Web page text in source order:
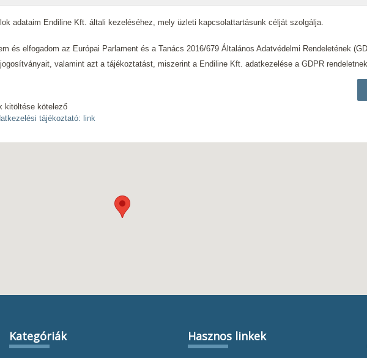
adataim Endiline Kft. általi kezeléséhez, mely üzleti kapcsolattartásunk célját szolgálja.
és elfogadom az Európai Parlament és a Tanács 2016/679 Általános Adatvédelmi Rendeletének
valamint azt a tájékoztatást, miszerint a Endiline Kft. adatkezelése a GDPR
kitöltése kötelező
tájékoztató: link
Kategóriák Hasznos linkek